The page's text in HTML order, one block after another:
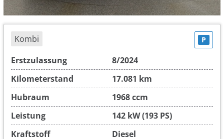
Kombi P
Erstzulassung
8/2024
Kilometerstand
17.081 km
Hubraum
1968 ccm
Leistung
142 kW (193 PS)
Kraftstoff
Diesel